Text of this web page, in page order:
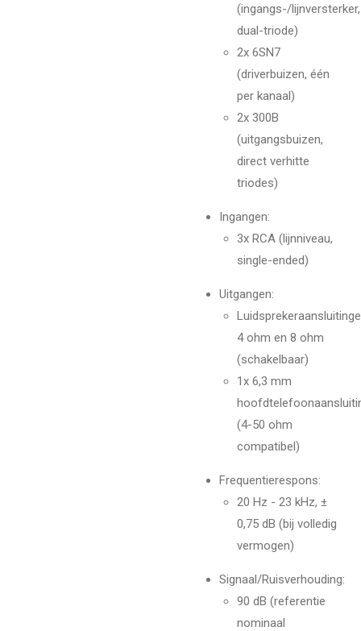
(ingangs-/lijnversterker,
dual-triode)
2x 6SN7
(driverbuizen, één
per kanaal)
2x 300B
(uitgangsbuizen,
direct verhitte
triodes)
Ingangen:
3x RCA (lijnniveau,
single-ended)
Uitgangen:
4 ohm en 8 ohm
(schakelbaar)
1x 6,3 mm
(4-50 ohm
compatibel)
Frequentierespons:
20 Hz - 23 kHz, ±
0,75 dB (bij volledig
vermogen)
Signaal/Ruisverhouding:
90 dB (referentie
nominaal